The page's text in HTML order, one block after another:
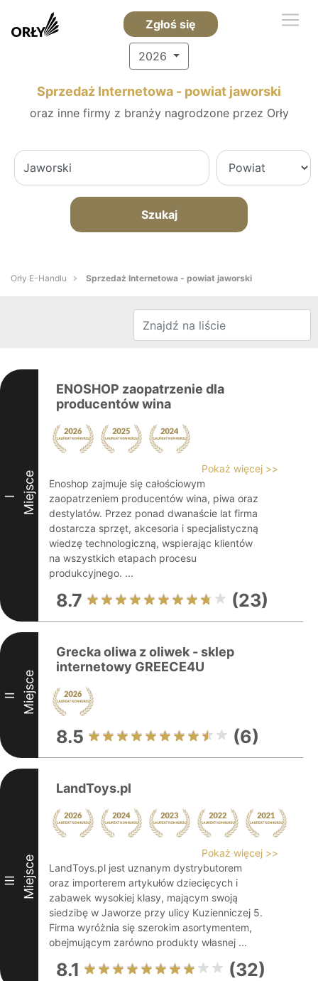
Zgłoś się
2026
Sprzedaż Internetowa - powiat jaworski
oraz inne firmy z branży nagrodzone przez Orły
Szukaj
Orły E-Handlu Sprzedaż Internetowa - powiat jaworski
I Miejsce
ENOSHOP zaopatrzenie dla
producentów wina
Pokaż więcej >>
Enoshop zajmuje się całościowym
zaopatrzeniem producentów wina, piwa oraz
destylatów. Przez ponad dwanaście lat firma
dostarcza sprzęt, akcesoria i specjalistyczną
wiedzę technologiczną, wspierając klientów
na wszystkich etapach procesu
produkcyjnego. ...
8.7 (23)
II Miejsce
Grecka oliwa z oliwek - sklep
internetowy GREECE4U
8.5 (6)
III Miejsce
LandToys.pl
Pokaż więcej >>
LandToys.pl jest uznanym dystrybutorem
oraz importerem artykułów dziecięcych i
zabawek wysokiej klasy, mającym swoją
siedzibę w Jaworze przy ulicy Kuzienniczej 5.
Firma wyróżnia się szerokim asortymentem,
obejmującym zarówno produkty własnej ...
8.1 (32)